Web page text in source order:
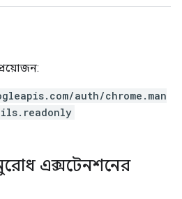
auth/chrome.man
এক্সটেনশনের